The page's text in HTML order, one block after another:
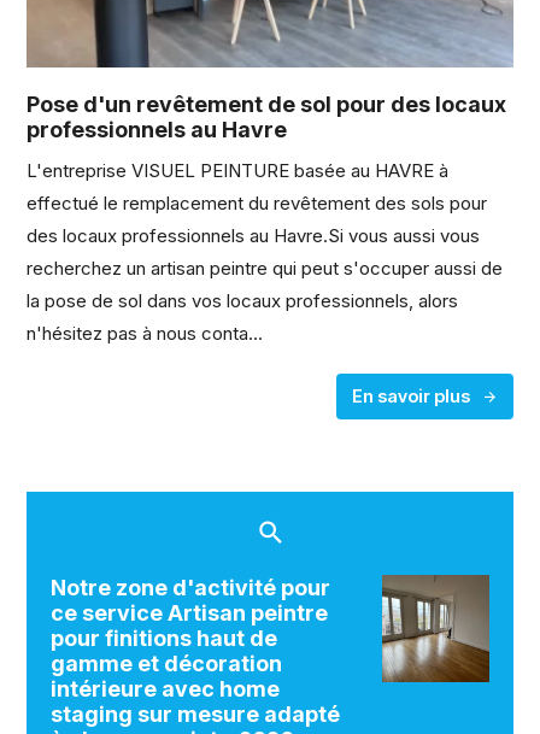
Pose d'un revêtement de sol pour des locaux
professionnels au Havre
L'entreprise VISUEL PEINTURE basée au HAVRE à
effectué le remplacement du revêtement des sols pour
des locaux professionnels au Havre.Si vous aussi vous
recherchez un artisan peintre qui peut s'occuper aussi de
la pose de sol dans vos locaux professionnels, alors
n'hésitez pas à nous conta...
En savoir plus
Notre zone d'activité pour
ce service Artisan peintre
pour finitions haut de
gamme et décoration
intérieure avec home
staging sur mesure adapté